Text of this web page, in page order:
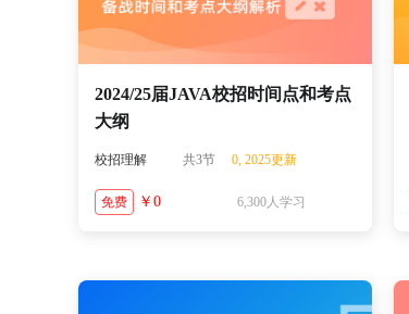
2024/25届JAVA校招时间点和考点
大纲
校招理解 共3节 0, 2025更新
免费 ￥0 6,300人学习